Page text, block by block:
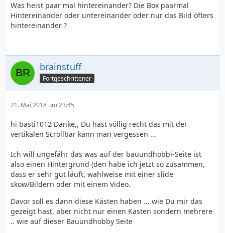
Was heist paar mal hintereinander? Die Box paarmal
Hintereinander oder untereinander oder nur das Bild öfters
hintereinander ?
brainstuff
Fortgeschrittener
21. Mai 2018 um 23:45
hi basti1012 Danke,, Du hast völlig recht das mit der
vertikalen Scrollbar kann man vergessen ...
Ich will ungefähr das was auf der bauundhobbi-Seite ist
also einen Hintergrund (den habe ich jetzt so zusammen,
dass er sehr gut läuft, wahlweise mit einer slide
skow/Bildern oder mit einem Video.
Davor soll es dann diese Kästen haben ... wie Du mir das
gezeigt hast, aber nicht nur einen Kasten sondern mehrere
.. wie auf dieser Bauundhobby Seite